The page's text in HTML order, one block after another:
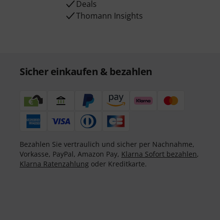
Deals
Thomann Insights
Sicher einkaufen & bezahlen
Bezahlen Sie vertraulich und sicher per Nachnahme,
Vorkasse, PayPal, Amazon Pay, Klarna Sofort bezahlen,
Klarna Ratenzahlung oder Kreditkarte.